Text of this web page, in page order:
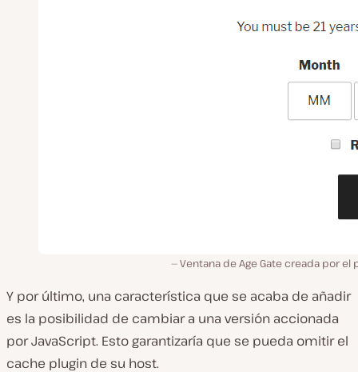
Ventana de Age Gate creada por el
Y por último, una característica que se acaba de añadir
es la posibilidad de cambiar a una versión accionada
por JavaScript. Esto garantizaría que se pueda omitir el
cache plugin de su host.